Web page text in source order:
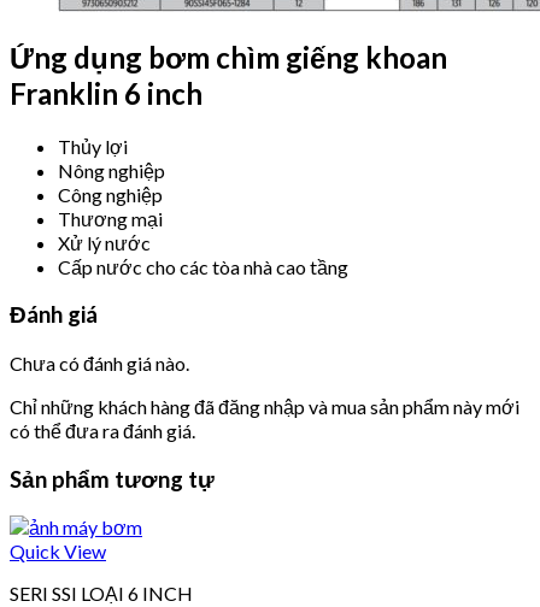
Ứng dụng bơm chìm giếng khoan
Franklin 6 inch
Thủy lợi
Nông nghiệp
Công nghiệp
Thương mại
Xử lý nước
Cấp nước cho các tòa nhà cao tầng
Đánh giá
Chưa có đánh giá nào.
Chỉ những khách hàng đã đăng nhập và mua sản phẩm này mới
có thể đưa ra đánh giá.
Sản phẩm tương tự
Quick View
SERI SSI LOẠI 6 INCH